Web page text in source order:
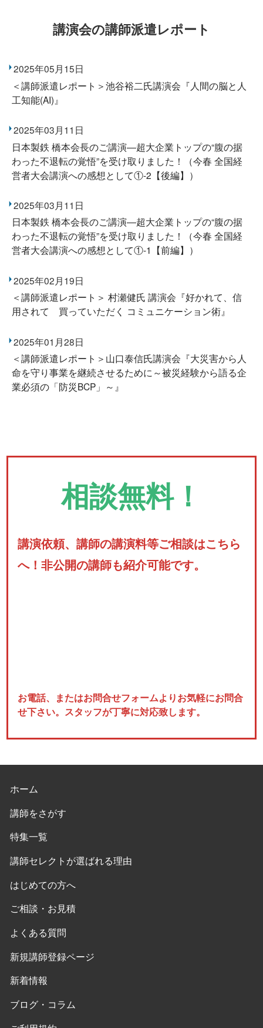
講演会の講師派遣レポート
2025年05月15日
＜講師派遣レポート＞池谷裕二氏講演会『人間の脳と人
工知能(AI)』
2025年03月11日
日本製鉄 橋本会長のご講演―超大企業トップの“腹の据
わった不退転の覚悟”を受け取りました！（今春 全国経
営者大会講演への感想として①-2【後編】）
2025年03月11日
日本製鉄 橋本会長のご講演―超大企業トップの“腹の据
わった不退転の覚悟”を受け取りました！（今春 全国経
営者大会講演への感想として①-1【前編】）
2025年02月19日
＜講師派遣レポート＞ 村瀬健氏 講演会『好かれて、信
用されて 買っていただく コミュニケーション術』
2025年01月28日
＜講師派遣レポート＞山口泰信氏講演会『大災害から人
命を守り事業を継続させるために～被災経験から語る企
業必須の「防災BCP」～』
相談無料！
講演依頼、講師の講演料等ご相談はこちら
へ！非公開の講師も紹介可能です。
お電話、またはお問合せフォームよりお気軽にお問合
せ下さい。スタッフが丁寧に対応致します。
ホーム
講師をさがす
特集一覧
講師セレクトが選ばれる理由
はじめての方へ
ご相談・お見積
よくある質問
新規講師登録ページ
新着情報
ブログ・コラム